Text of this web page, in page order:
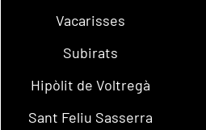
Vacarisses
Subirats
Hipòlit de Voltregà
Sant Feliu Sasserra